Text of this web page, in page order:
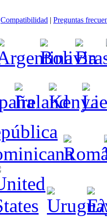
Compatibilidad | Preguntas